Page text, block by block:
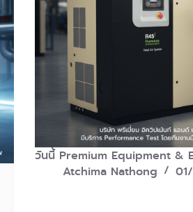
วันนี้ Premium Equipment &
Atchima Nathong